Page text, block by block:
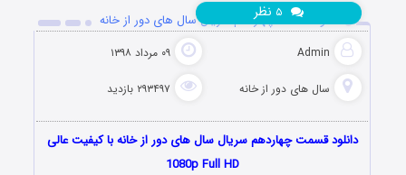
دانلود قسمت چهاردهم سریال سال های دور از خانه
Admin ۰۹ مرداد ۱۳۹۸
سال های دور از خانه ۲۹۳۴۹۷ بازدید
نظر
دانلود قسمت چهاردهم سریال سال های دور از خانه با کیفیت عالی
1080p Full HD